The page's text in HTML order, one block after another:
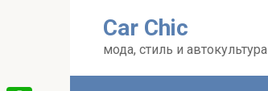
Car Chic
мода, стиль и автокультура